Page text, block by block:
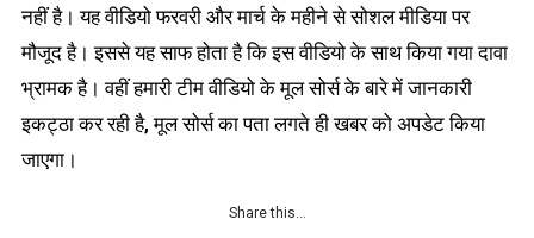
नहीं है। यह वीडियो फरवरी और मार्च के महीने से सोशल मीडिया पर
मौजूद है। इससे यह साफ होता है कि इस वीडियो के साथ किया गया दावा
भ्रामक है। वहीं हमारी टीम वीडियो के मूल सोर्स के बारे में जानकारी
इकट्ठा कर रही है, मूल सोर्स का पता लगते ही खबर को अपडेट किया
जाएगा।
Share this…